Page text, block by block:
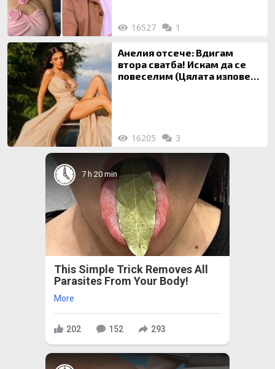
16527 1
Анелия отсече: Вдигам
втора сватба! Искам да се
повеселим (Цялата изповед
16205 3
7 h 20 min
This Simple Trick Removes All
Parasites From Your Body!
More
202 152 293